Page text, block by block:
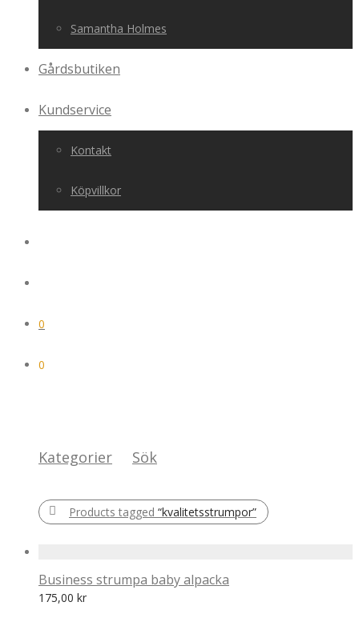
Samantha Holmes
Gårdsbutiken
Kundservice
Kontakt
Köpvillkor
0
0
Kategorier Sök
Products tagged “kvalitetsstrumpor”
Business strumpa baby alpacka
175,00 kr